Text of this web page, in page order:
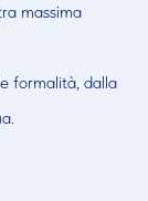
massima
formalità, dalla